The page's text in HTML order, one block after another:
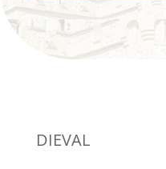
DIEVAL